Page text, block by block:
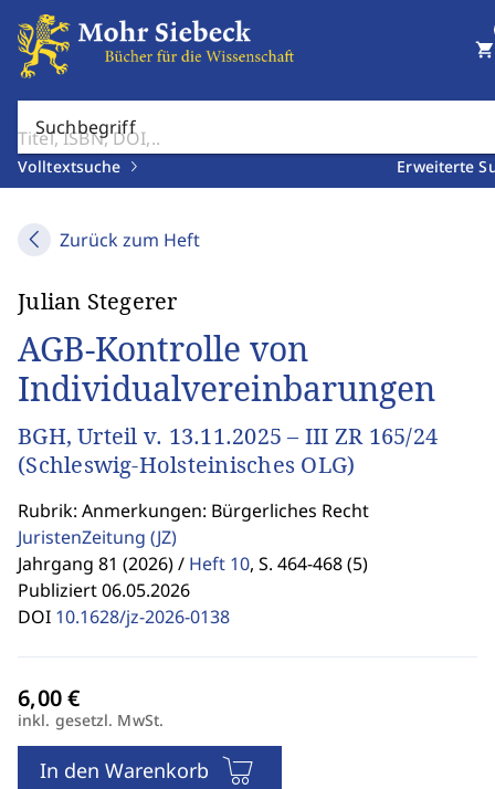
Suchbegriff
Volltextsuche Erweiterte
shopping_cart
Zurück zum Heft
Julian Stegerer
AGB-Kontrolle von
Individualvereinbarungen
BGH, Urteil v. 13.11.2025 – III ZR 165/24
(Schleswig-Holsteinisches OLG)
Rubrik: Anmerkungen: Bürgerliches Recht
JuristenZeitung (JZ)
Jahrgang 81 (2026) / Heft 10, S. 464-468 (5)
Publiziert 06.05.2026
DOI 10.1628/jz-2026-0138
inkl. gesetzl. MwSt.
In den Warenkorb